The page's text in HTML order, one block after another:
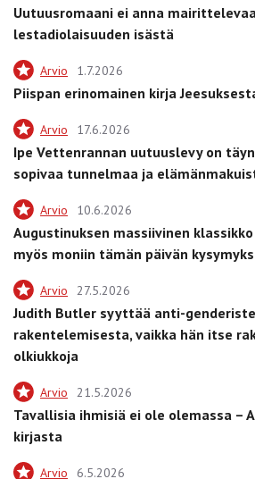
Uutuusromaani ei anna
lestadiolaisuuden isästä
Arvio 1.7.2026
Piispan erinomainen kirja
Arvio 17.6.2026
Ipe Vettenrannan uutuuslevy on
sopivaa tunnelmaa ja
Arvio 10.6.2026
Augustinuksen massiivinen
myös moniin tämän päivän
Arvio 27.5.2026
Judith Butler syyttää anti-
rakentelemisesta, vaikka hän itse
olkiukkoja
Arvio 21.5.2026
Tavallisia ihmisiä ei ole olemassa –
kirjasta
Arvio 6.5.2026